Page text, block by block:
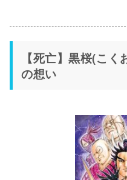
【死亡】黒桜(こ
の想い